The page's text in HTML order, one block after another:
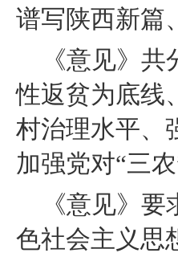
谱写陕西新篇
《意见》
性返贫为底线
村治理水平、
加强党对“三
《意见》
色社会主义思